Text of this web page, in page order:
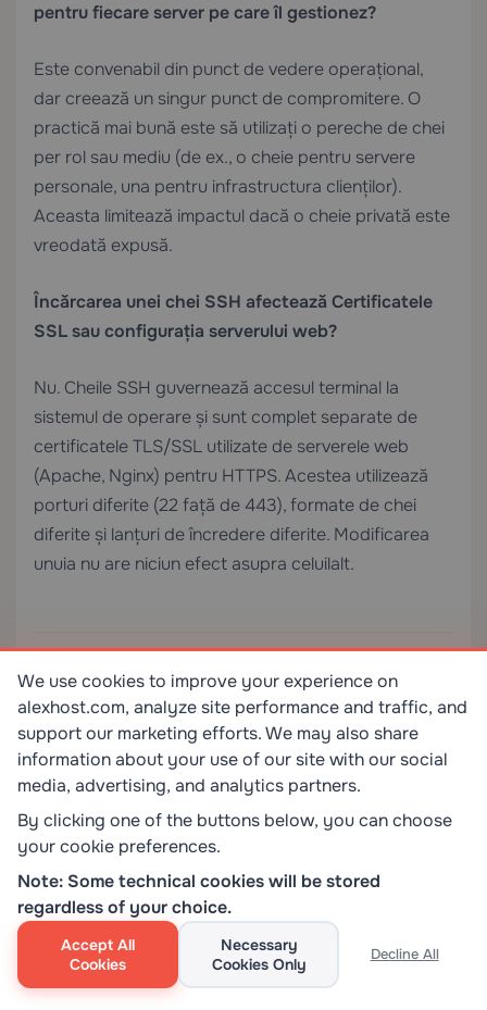
pentru fiecare server pe care îl gestionez?
Este convenabil din punct de vedere operațional,
dar creează un singur punct de compromitere. O
practică mai bună este să utilizați o pereche de chei
per rol sau mediu (de ex., o cheie pentru servere
personale, una pentru infrastructura clienților).
Aceasta limitează impactul dacă o cheie privată este
vreodată expusă.
Încărcarea unei chei SSH afectează Certificatele
SSL sau configurația serverului web?
Nu. Cheile SSH guvernează accesul terminal la
sistemul de operare și sunt complet separate de
certificatele TLS/SSL utilizate de serverele web
(Apache, Nginx) pentru HTTPS. Acestea utilizează
porturi diferite (22 față de 443), formate de chei
diferite și lanțuri de încredere diferite. Modificarea
unuia nu are niciun efect asupra celuilalt.
0 0
ECONOMISIȚI
LA TOATE SERVICIILE DE GĂZDUIRE
UTILIZAȚI CODUL: SKILLS
Întrebări frecvente
conexe
We use cookies to improve your experience on
alexhost.com, analyze site performance and traffic, and
support our marketing efforts. We may also share
information about your use of our site with our social
media, advertising, and analytics partners.
By clicking one of the buttons below, you can choose
your cookie preferences.
Note: Some technical cookies will be stored
regardless of your choice.
Accept All
Cookies
Necessary
Cookies Only
Decline All